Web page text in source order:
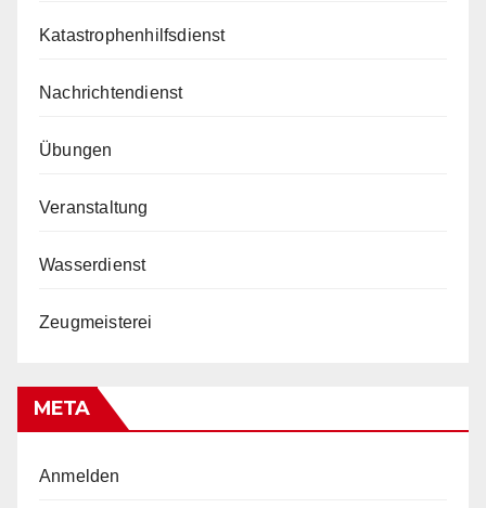
Katastrophenhilfsdienst
Nachrichtendienst
Übungen
Veranstaltung
Wasserdienst
Zeugmeisterei
META
Anmelden